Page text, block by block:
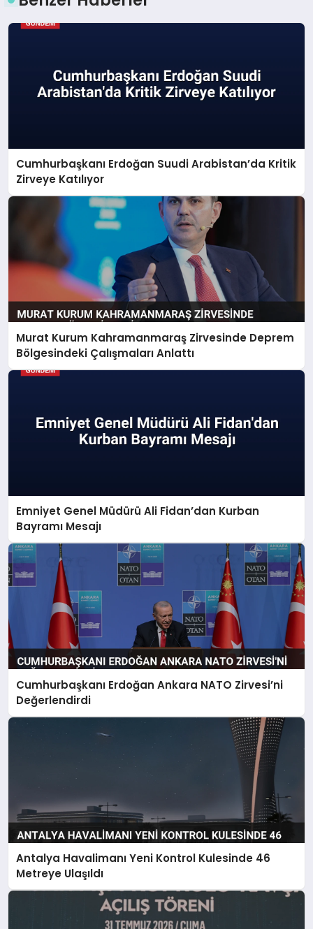
Cumhurbaşkanı Erdoğan Suudi Arabistan’da Kritik
Zirveye Katılıyor
Murat Kurum Kahramanmaraş Zirvesinde Deprem
Bölgesindeki Çalışmaları Anlattı
Emniyet Genel Müdürü Ali Fidan’dan Kurban
Bayramı Mesajı
Cumhurbaşkanı Erdoğan Ankara NATO Zirvesi’ni
Değerlendirdi
Antalya Havalimanı Yeni Kontrol Kulesinde 46
Metreye Ulaşıldı